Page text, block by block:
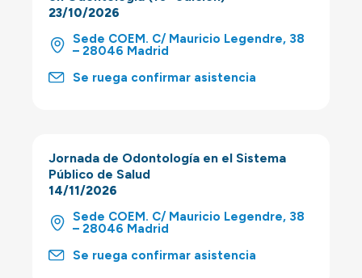
23/10/2026
Sede COEM. C/ Mauricio Legendre, 38
– 28046 Madrid
Se ruega confirmar asistencia
Jornada de Odontología en el Sistema
Público de Salud
14/11/2026
Sede COEM. C/ Mauricio Legendre, 38
– 28046 Madrid
Se ruega confirmar asistencia